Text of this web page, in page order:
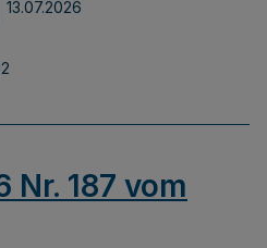
13.07.2026
Nr. 187 vom